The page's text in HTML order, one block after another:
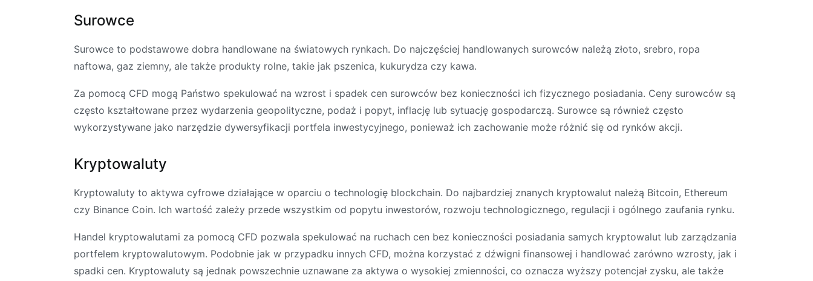
Surowce
Surowce to podstawowe dobra handlowane na światowych rynkach. Do najczęściej handlowanych surowców należą złoto, srebro, ropa
naftowa, gaz ziemny, ale także produkty rolne, takie jak pszenica, kukurydza czy kawa.
Za pomocą CFD mogą Państwo spekulować na wzrost i spadek cen surowców bez konieczności ich fizycznego posiadania. Ceny surowców są
często kształtowane przez wydarzenia geopolityczne, podaż i popyt, inflację lub sytuację gospodarczą. Surowce są również często
wykorzystywane jako narzędzie dywersyfikacji portfela inwestycyjnego, ponieważ ich zachowanie może różnić się od rynków akcji.
Kryptowaluty
Kryptowaluty to aktywa cyfrowe działające w oparciu o technologię blockchain. Do najbardziej znanych kryptowalut należą Bitcoin, Ethereum
czy Binance Coin. Ich wartość zależy przede wszystkim od popytu inwestorów, rozwoju technologicznego, regulacji i ogólnego zaufania rynku.
Handel kryptowalutami za pomocą CFD pozwala spekulować na ruchach cen bez konieczności posiadania samych kryptowalut lub zarządzania
portfelem kryptowalutowym. Podobnie jak w przypadku innych CFD, można korzystać z dźwigni finansowej i handlować zarówno wzrosty, jak i
spadki cen. Kryptowaluty są jednak powszechnie uznawane za aktywa o wysokiej zmienności, co oznacza wyższy potencjał zysku, ale także